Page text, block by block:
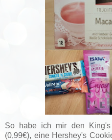
So habe ich mir den King's
(0,99€), eine Hershey's